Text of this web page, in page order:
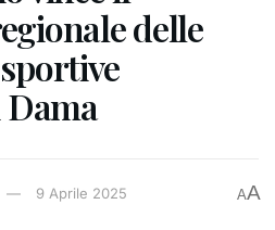
delle
Dama
9 Aprile 2025 AA